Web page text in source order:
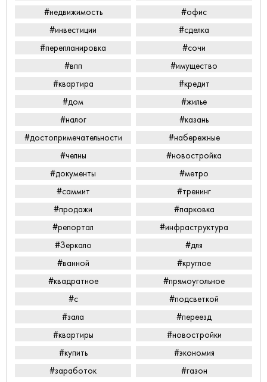
#недвижимость
#офис
#инвестиции
#сделка
#перепланировка
#сочи
#впп
#имущество
#квартира
#кредит
#дом
#жилье
#налог
#казань
#достопримечательности
#набережные
#челны
#новостройка
#документы
#метро
#саммит
#тренинг
#продажи
#парковка
#репортал
#инфраструктура
#Зеркало
#для
#ванной
#круглое
#квадратное
#прямоугольное
#с
#подсветкой
#зала
#переезд
#квартиры
#новостройки
#купить
#экономия
#заработок
#газон